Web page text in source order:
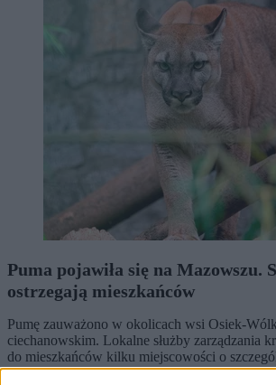
Puma pojawiła się na Mazowszu.
ostrzegają mieszkańców
Pumę zauważono w okolicach wsi Osiek-
ciechanowskim. Lokalne służby zarządzania
do mieszkańców kilku miejscowości o
niewchodzenie do pobliskich lasów oraz